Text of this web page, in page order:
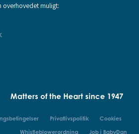
overhovedet muligt:
Matters of the Heart since 1947
Privatlivspolitik
Cookies
Whistleblowerordning
Job i BabyDan